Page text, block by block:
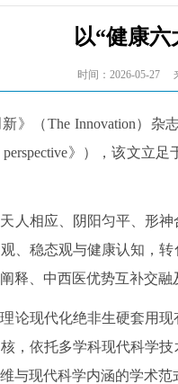
以“健康
时间：2026-05-27
》（The Innovation）杂
perspective》），该文
人相应、阴阳匀平、形
、稳态观与健康认知，
释、中西医优势互补交
论现代化绝非生硬套用
，依托多学科现代科学
与现代科学内涵的学术范